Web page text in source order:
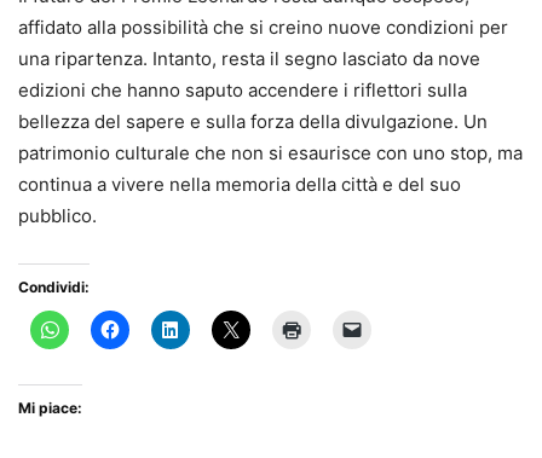
affidato alla possibilità che si creino nuove condizioni per
una ripartenza. Intanto, resta il segno lasciato da nove
edizioni che hanno saputo accendere i riflettori sulla
bellezza del sapere e sulla forza della divulgazione. Un
patrimonio culturale che non si esaurisce con uno stop, ma
continua a vivere nella memoria della città e del suo
pubblico.
Condividi:
Mi piace: